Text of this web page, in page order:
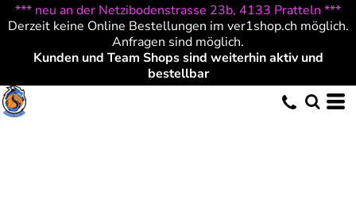
*** neu an der Netzibodenstrasse 23b, 4133 Pratteln ***
Derzeit keine Online Bestellungen im ver1shop.ch möglich.
Anfragen sind möglich.
Kunden und Team Shops sind weiterhin aktiv und
bestellbar